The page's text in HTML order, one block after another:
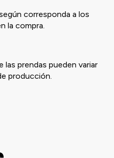
corresponda a los
la compra.
las prendas pueden variar
producción.